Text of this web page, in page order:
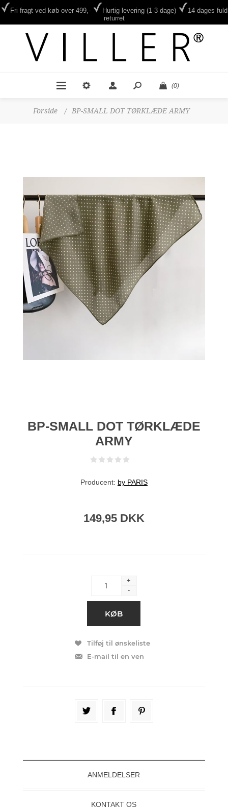
Fri fragt ved køb over 499,- Hurtig levering (1-3 dage)
14 dages fuld
returret
(0)
Forside / BP-SMALL DOT TØRKLÆDE ARMY
BP-SMALL DOT TØRKLÆDE
ARMY
Producent: by PARIS
149,95 DKK
+
-
ANMELDELSER
KONTAKT OS